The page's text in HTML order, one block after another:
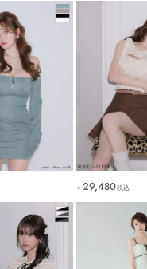
￥ 29,480税込